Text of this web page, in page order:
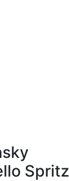
Spritz